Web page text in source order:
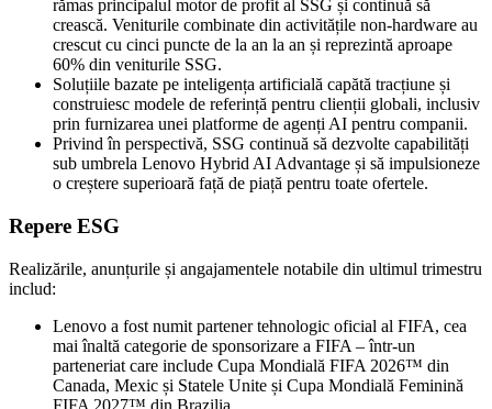
rămas principalul motor de profit al SSG și continuă să
crească. Veniturile combinate din activitățile non-hardware au
crescut cu cinci puncte de la an la an și reprezintă aproape
60% din veniturile SSG.
Soluțiile bazate pe inteligența artificială capătă tracțiune și
construiesc modele de referință pentru clienții globali, inclusiv
prin furnizarea unei platforme de agenți AI pentru companii.
Privind în perspectivă, SSG continuă să dezvolte capabilități
sub umbrela Lenovo Hybrid AI Advantage și să impulsioneze
o creștere superioară față de piață pentru toate ofertele.
Repere ESG
Realizările, anunțurile și angajamentele notabile din ultimul trimestru
includ:
Lenovo a fost numit partener tehnologic oficial al FIFA, cea
mai înaltă categorie de sponsorizare a FIFA – într-un
parteneriat care include Cupa Mondială FIFA 2026™ din
Canada, Mexic și Statele Unite și Cupa Mondială Feminină
FIFA 2027™ din Brazilia.